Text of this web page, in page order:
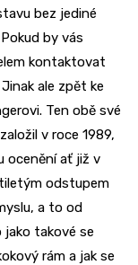
bez jediné
by vás
kontaktovat
Jinak ale zpět ke
Ten obě své
v roce 1989,
ocenění ať již v
odstupem
a to od
jako takové se
rám a jak se